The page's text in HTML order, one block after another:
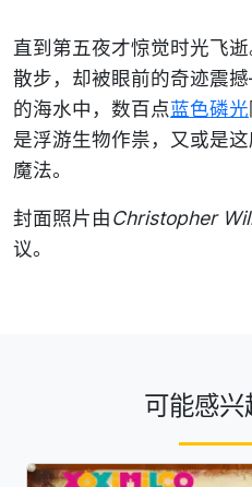
直到第五夜才惊觉时光飞
散步，却被眼前的奇迹震
的海水中，数百点蓝色磷光
是浮游生物作祟，又或是这
魔法。
封面照片由Christopher
议。
可能感